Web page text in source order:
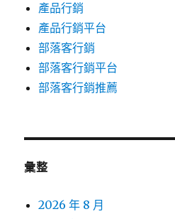
產品行銷
產品行銷平台
部落客行銷
部落客行銷平台
部落客行銷推薦
彙整
2026 年 8 月